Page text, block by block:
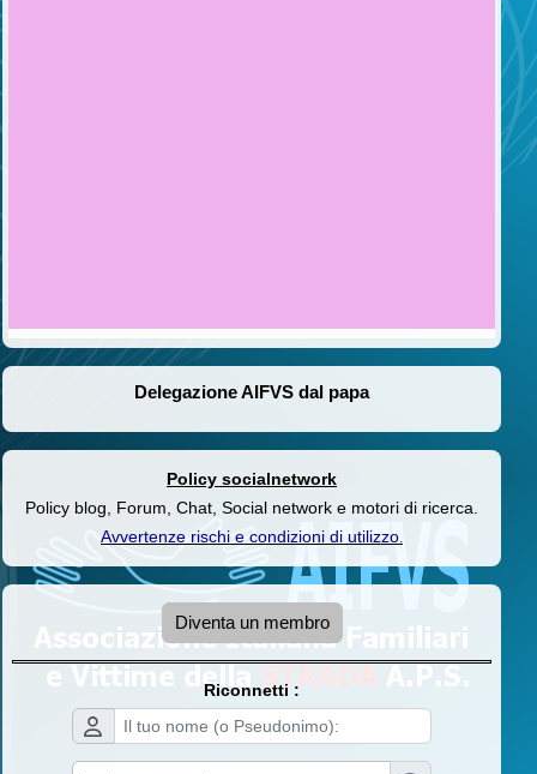
Delegazione AIFVS dal papa
Policy socialnetwork
Policy blog, Forum, Chat, Social network e motori di ricerca.
Avvertenze rischi e condizioni di utilizzo.
Diventa un membro
Riconnetti :